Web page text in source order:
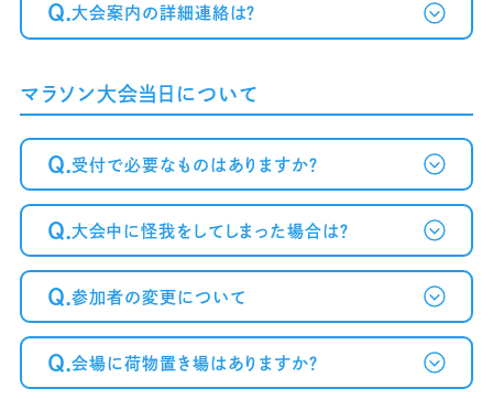
Q.大会案内の詳細連絡は？
マラソン大会当日について
Q.受付で必要なものはありますか？
Q.大会中に怪我をしてしまった場合は？
Q.参加者の変更について
Q.会場に荷物置き場はありますか？